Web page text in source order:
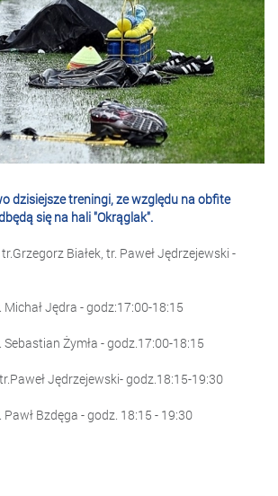
dzisiejsze treningi, ze względu na obfite
się na hali "Okrąglak".
Białek, tr. Paweł Jędrzejewski -
Michał Jędra - godz:17:00-18:15
Sebastian Żymła - godz.17:00-18:15
Jędrzejewski- godz.18:15-19:30
Pawł Bzdęga - godz. 18:15 - 19:30